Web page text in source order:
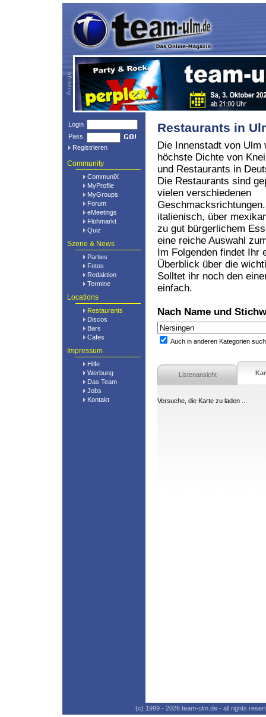
Login
Pass
Registrieren
Community
CommuniX
MyProfile
MyGroups
Forum
eMeetings
Flohmarkt
Quiz
Szene & News
Parties
Fotos
Redaktion
Termine
Locations
Restaurants
Discos
Bars
Cafes
Impressum
Hilfe
Werbung
Das Team
Jobs
Kontakt
Restaurants in
Die Innenstadt von Ulm
höchste Dichte von
und Restaurants in
Die Restaurants sind
vielen verschiedenen
italienisch, über
zu gut bürgerlichem
eine reiche Auswahl
Im Folgenden findet Ihr
Überblick über die
Solltet ihr noch den
einfach.
Nach Name und
Auch in anderen Kategorien
Listenansicht
Versuche, die Karte zu laden ...
(c) 1999 - 2026 team-ulm.de - all rights